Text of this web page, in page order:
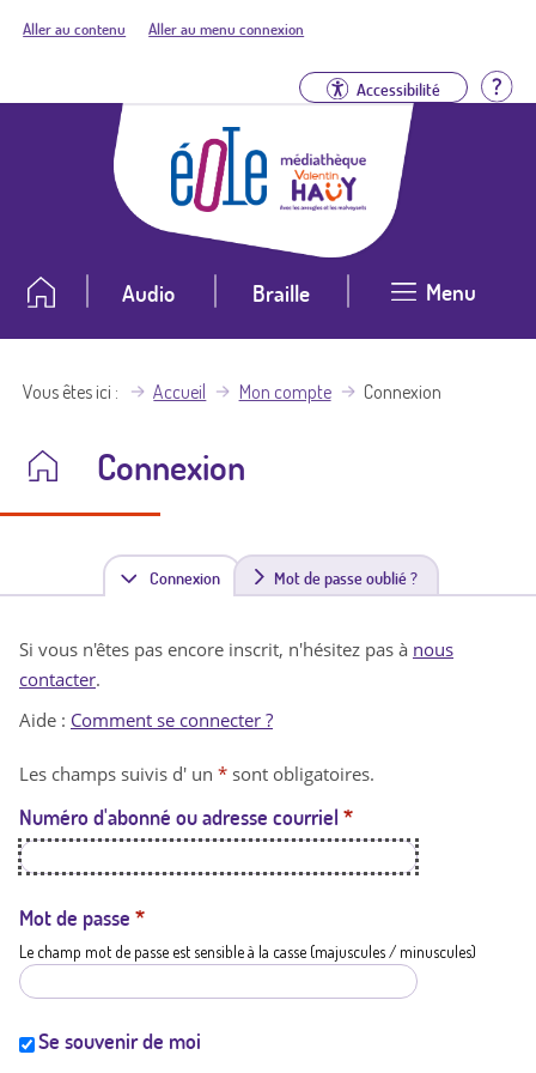
Aller au contenu Aller au menu connexion
Accessibilité
Audio Braille Menu
Vous êtes ici Accueil Mon compte Connexion
Connexion
Connexion(
n
t
a
t
i
Mot de passe oublié ?
Si vous n'êtes pas encore inscrit, n'hésitez pas à nous
contacter.
Aide : Comment se connecter ?
Les champs suivis d' un * sont obligatoires.
Numéro d'abonné ou adresse courriel *
Mot de passe *
Le champ mot de passe est sensible à la casse (majuscules / minuscules)
Se souvenir de moi